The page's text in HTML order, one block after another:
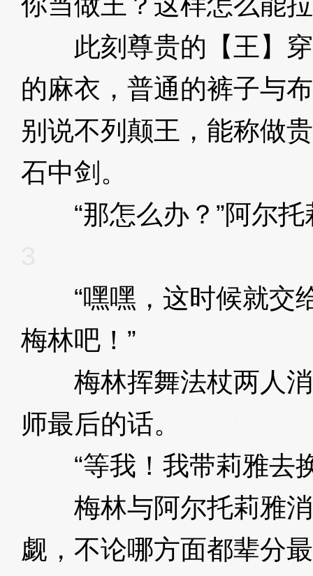
此刻尊贵的【王】穿
的麻衣，普通的裤子与
别说不列颠王，能称做
石中剑。
“那怎么办？”阿尔托
“嘿嘿，这时候就交给
梅林吧！”
梅林挥舞法杖两人消
师最后的话。
“等我！我带莉雅去
梅林与阿尔托莉雅消
觑，不论哪方面都辈分